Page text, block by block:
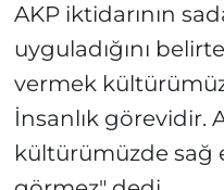
AKP iktidarının
uyguladığını
vermek
İnsanlık görevidir.
kültürümüzde sağ